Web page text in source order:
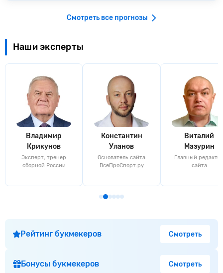
Смотреть все прогнозы
Наши эксперты
Владимир
Крикунов
Эксперт, тренер
сборной России
Константин
Уланов
Основатель сайта
ВсеПроСпорт.ру
Виталий
Мазурин
Главный
сайта
Рейтинг букмекеров Смотреть
Бонусы букмекеров Смотреть